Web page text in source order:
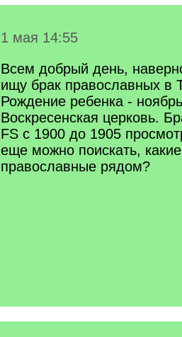
1 мая 14:55
Всем добрый день,
ищу брак православных в
Рождение ребенка -
Воскресенская церковь.
FS с 1900 до 1905
еще можно поискать,
православные рядом?